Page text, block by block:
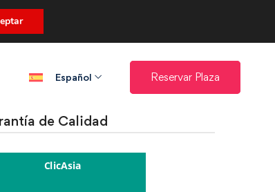
Español Reservar Plaza
de Calidad